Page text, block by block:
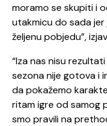
moramo se skupiti i
utakmicu do sada
željenu pobjedu”,
“Iza nas nisu
sezona nije gotova i
da pokažemo
ritam igre od samog
smo pravili na